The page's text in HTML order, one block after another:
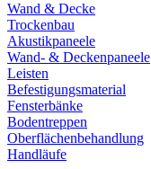
Wand & Decke
Trockenbau
Akustikpaneele
Wand- & Deckenpaneele
Leisten
Befestigungsmaterial
Fensterbänke
Bodentreppen
Oberflächenbehandlung
Handläufe